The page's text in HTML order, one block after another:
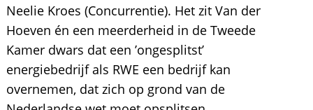
Neelie Kroes (Concurrentie). Het zit Van der
Hoeven én een meerderheid in de Tweede
Kamer dwars dat een ’ongesplitst’
energiebedrijf als RWE een bedrijf kan
overnemen, dat zich op grond van de